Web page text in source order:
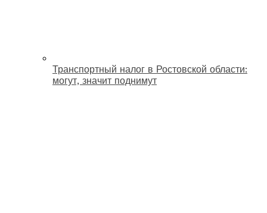
Транспортный налог в Ростовской области:
могут, значит поднимут